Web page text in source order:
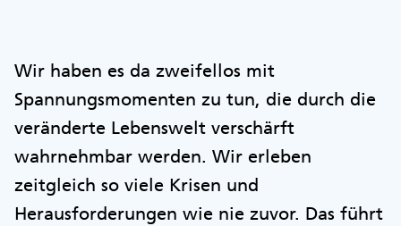
Wir haben es da zweifellos mit
Spannungsmomenten zu tun, die durch die
veränderte Lebenswelt verschärft
wahrnehmbar werden. Wir erleben
zeitgleich so viele Krisen und
Herausforderungen wie nie zuvor. Das führt